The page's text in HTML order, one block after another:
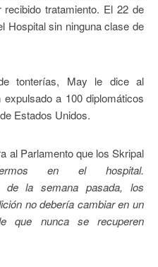
tratamiento. El 22 de
Hospital sin ninguna clase de
tonterías, May le dice al
a 100 diplomáticos
Estados Unidos.
al Parlamento que los Skripal
en el hospital.
de la semana pasada, los
no debería cambiar en un
que nunca se recuperen